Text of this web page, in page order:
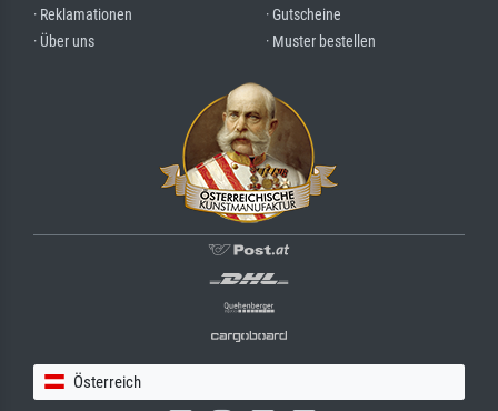
· Reklamationen
· Über uns
· Gutscheine
· Muster bestellen
Österreich